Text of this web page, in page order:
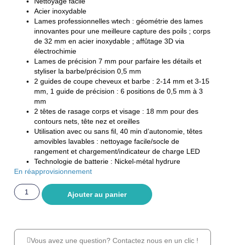
Acier inoxydable
Lames professionnelles wtech : géométrie des lames
innovantes pour une meilleure capture des poils ; corps
de 32 mm en acier inoxydable ; affûtage 3D via
électrochimie
Lames de précision 7 mm pour parfaire les détails et
styliser la barbe/précision 0,5 mm
2 guides de coupe cheveux et barbe : 2-14 mm et 3-15
mm, 1 guide de précision : 6 positions de 0,5 mm à 3
mm
2 têtes de rasage corps et visage : 18 mm pour des
contours nets, tête nez et oreilles
Utilisation avec ou sans fil, 40 min d’autonomie, têtes
amovibles lavables : nettoyage facile/socle de
rangement et chargement/indicateur de charge LED
Technologie de batterie : Nickel-métal hydrure
En réapprovisionnement
Ajouter au panier
Vous avez une question? Contactez nous en un clic !